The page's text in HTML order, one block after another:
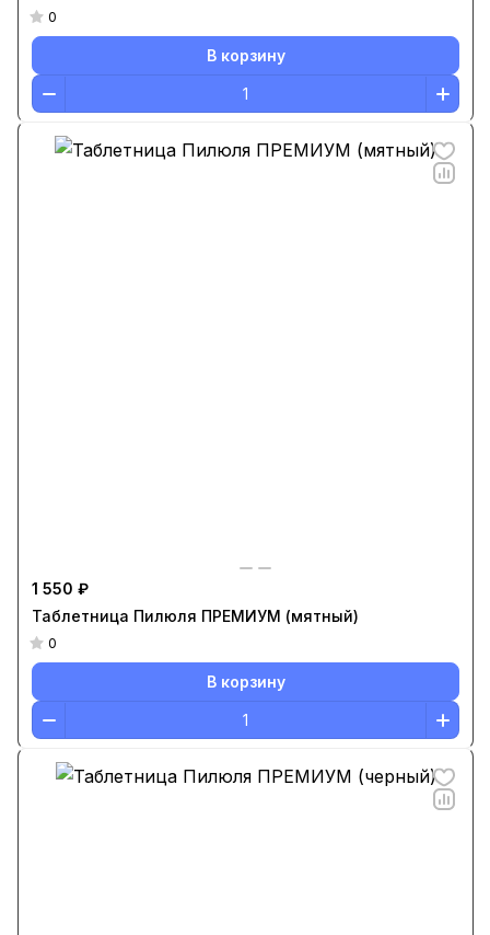
0
В корзину
1 550 ₽
Таблетница Пилюля ПРЕМИУМ (мятный)
0
В корзину